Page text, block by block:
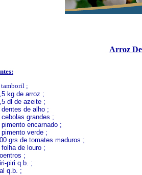
Arroz
tamboril ;
kg de arroz ;
dl de azeite ;
dentes de alho ;
cebolas grandes ;
pimento encarnado ;
pimento verde ;
grs de tomates maduros ;
folha de louro ;
;
piri q.b. ;
q.b. ;